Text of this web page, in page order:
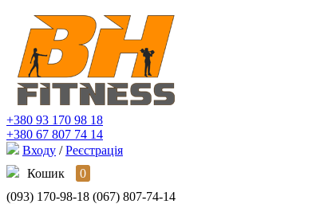
+380 93 170 98 18
+380 67 807 74 14
Входу / Реєстрація
Кошик
0
(093) 170-98-18 (067) 807-74-14